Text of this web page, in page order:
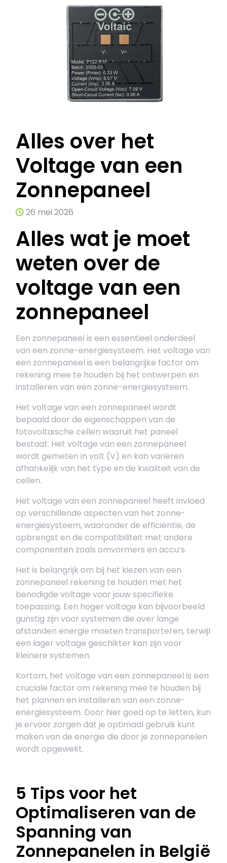
Alles over het
Voltage van een
Zonnepaneel
26 mei 2026
Alles wat je moet
weten over de
voltage van een
zonnepaneel
Een zonnepaneel is een essentieel onderdeel
van een zonne-energiesysteem. Het voltage van
een zonnepaneel is een belangrijke factor om
rekening mee te houden bij het ontwerpen en
installeren van een zonne-energiesysteem.
Het voltage van een zonnepaneel wordt
bepaald door de eigenschappen van de
fotovoltaïsche cellen waaruit het paneel
bestaat. Het voltage van een zonnepaneel
wordt gemeten in volt (V) en kan variëren
afhankelijk van het type en de kwaliteit van de
cellen.
Het voltage van een zonnepaneel heeft invloed
op verschillende aspecten van het zonne-
energiesysteem, waaronder de efficiëntie, de
opbrengst en de compatibiliteit met andere
componenten zoals omvormers en accu’s.
Het is belangrijk om bij het kiezen van een
zonnepaneel rekening te houden met het
benodigde voltage voor jouw specifieke
toepassing. Een hoger voltage kan bijvoorbeeld
gunstig zijn voor systemen die over lange
afstanden energie moeten transporteren, terwijl
een lager voltage geschikter kan zijn voor
kleinere systemen.
Kortom, het voltage van een zonnepaneel is een
cruciale factor om rekening mee te houden bij
het plannen en installeren van een zonne-
energiesysteem. Door hier goed op te letten, kun
je ervoor zorgen dat je optimaal gebruik kunt
maken van de energie die door je zonnepanelen
wordt opgewekt.
5 Tips voor het
Optimaliseren van de
Spanning van
Zonnepanelen in België